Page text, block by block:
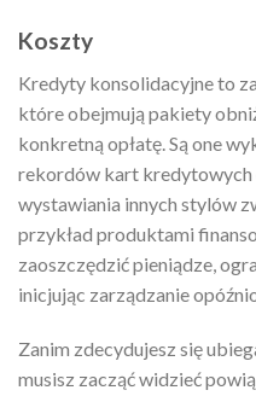
Koszty
Kredyty konsolidacyjne to
które obejmują pakiety
konkretną opłatę. Są one
rekordów kart kredytowych
wystawiania innych stylów
przykład produktami
zaoszczędzić pieniądze,
inicjując zarządzanie
Zanim zdecydujesz się
musisz zacząć widzieć